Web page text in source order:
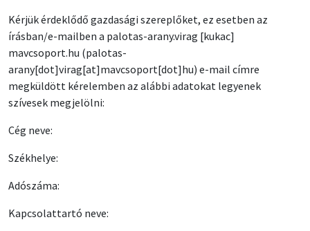
Kérjük érdeklődő gazdasági szereplőket, ez esetben az
írásban/e-mailben a palotas-arany.virag [kukac]
mavcsoport.hu (palotas-
arany[dot]virag[at]mavcsoport[dot]hu) e-mail címre
megküldött kérelemben az alábbi adatokat legyenek
szívesek megjelölni:
Cég neve:
Székhelye:
Adószáma:
Kapcsolattartó neve: